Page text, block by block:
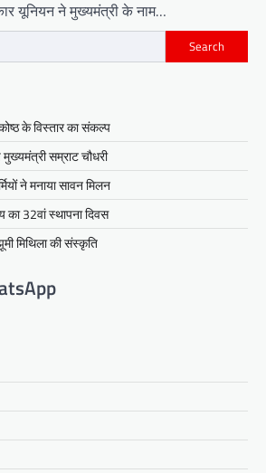
यूनियन ने मुख्यमंत्री के नाम…
Search
के विस्तार का संकल्प
सम्राट चौधरी
ने मनाया सावन मिलन
का 32वां स्थापना दिवस
मिथिला की संस्कृति